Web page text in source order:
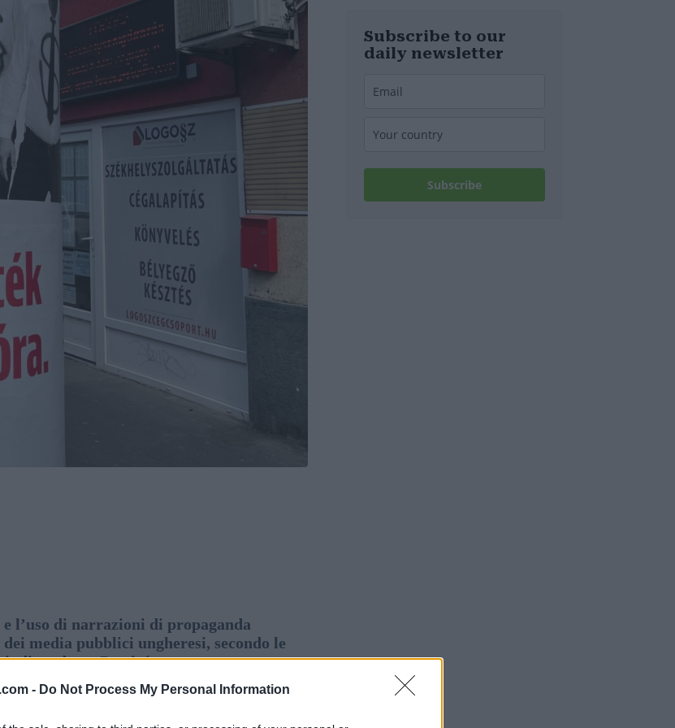
- Do Not Process My Personal Information
l’uso di narrazioni di propaganda
media pubblici ungheresi, secondo le
Partizán.
ungheresi hanno detto di aver
produzione di notizie negli ultimi 16 anni,
Subscribe to our
daily newsletter
Subscribe